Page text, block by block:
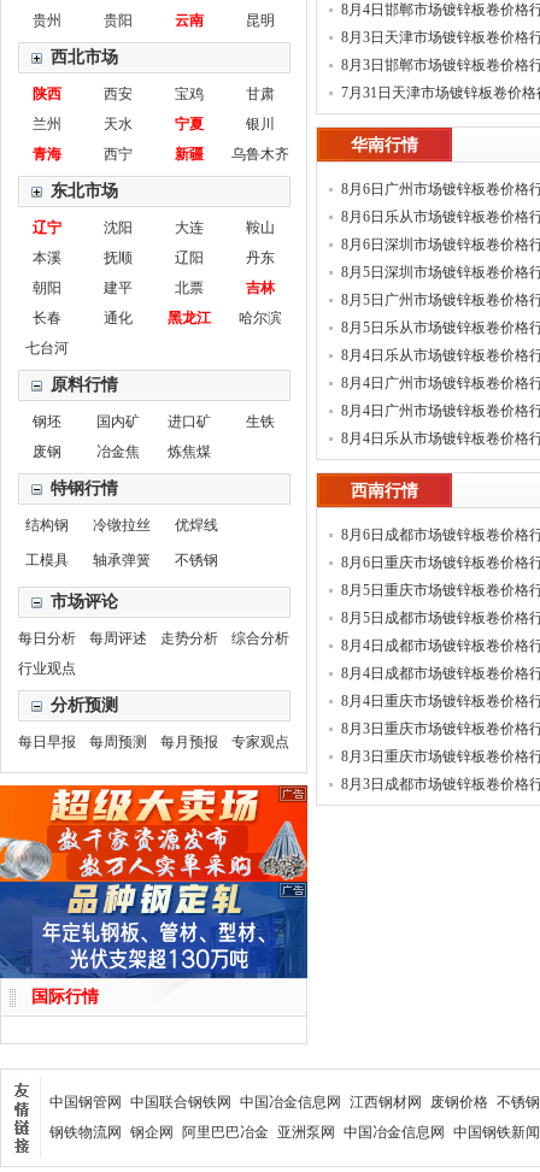
贵州
贵阳 云南 昆明
西北市场
陕西 西安 宝鸡
甘肃
兰州
天水 宁夏
银川
青海
西宁 新疆 乌鲁木齐
东北市场
辽宁 沈阳 大连
鞍山
本溪
抚顺 辽阳
丹东
朝阳
建平 北票
吉林
长春
通化 黑龙江
哈尔滨
七台河
原料行情
钢坯 国内矿 进口矿
生铁
废钢
冶金焦 炼焦煤
特钢行情
结构钢 冷镦拉丝 优焊线
工模具 轴承弹簧 不锈钢
市场评论
每日分析 每周评述 走势分析
综合分析
行业观点
分析预测
每日早报 每周预测 每月预报 专家观点
国际行情
8月4日邯郸市场镀锌板卷价格
8月3日天津市场镀锌板卷价格
8月3日邯郸市场镀锌板卷价格
7月31日天津市场镀锌板卷价格
华南行情
8月6日广州市场镀锌板卷价格
8月6日乐从市场镀锌板卷价格
8月6日深圳市场镀锌板卷价格
8月5日深圳市场镀锌板卷价格
8月5日广州市场镀锌板卷价格
8月5日乐从市场镀锌板卷价格
8月4日乐从市场镀锌板卷价格
(新)
8月4日广州市场镀锌板卷价格
(新)
8月4日广州市场镀锌板卷价格
8月4日乐从市场镀锌板卷价格
西南行情
8月6日成都市场镀锌板卷价格
8月6日重庆市场镀锌板卷价格
8月5日重庆市场镀锌板卷价格
8月5日成都市场镀锌板卷价格
8月4日成都市场镀锌板卷价格
(新)
8月4日成都市场镀锌板卷价格
8月4日重庆市场镀锌板卷价格
8月3日重庆市场镀锌板卷价格
(新)
8月3日重庆市场镀锌板卷价格
8月3日成都市场镀锌板卷价格
中国钢管网 中国联合钢铁网 中国冶金信息网 江西钢材网 废钢价格 不锈钢
钢铁物流网
钢企网 阿里巴巴冶金 亚洲泵网 中国冶金信息网 中国钢铁新